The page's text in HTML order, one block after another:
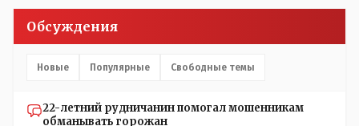
Обсуждения
Новые Популярные Свободные темы
22-летний рудничанин помогал мошенникам
обманывать горожан